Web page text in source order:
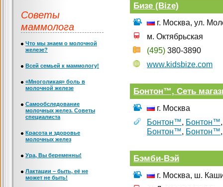
Бизе (Bize)
г. Москва, ул.
м. Октябрьская
(495) 380-3890
www.kidsbize.com
Бонтон™, Сеть
г. Москва
Бонтон™, Бонтон™
Бонтон™, Бонтон™
Бэмби-Вэй
г. Москва, ш.
Советы
маммолога
Что мы знаем о молочной
железе?
Всей семьей к маммологу!
«Многоликая» боль в
молочной железе
Самообследование
молочных желез. Советы
специалиста
Красота и здоровье
молочных желез
Ура, Вы беременны!
Лактации – быть, её не
может не быть!